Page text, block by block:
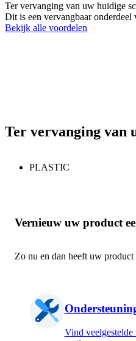
Ter vervanging van uw huidige
Dit is een vervangbaar
Bekijk alle voordelen
Ter vervanging van
PLASTIC
Vernieuw uw product
Zo nu en dan heeft uw
Vind